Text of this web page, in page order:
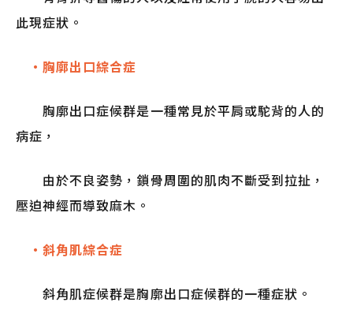
此現症狀。
・胸廓出口綜合症
胸廓出口症候群是一種常見於平肩或駝背的人的
病症，
由於不良姿勢，鎖骨周圍的肌肉不斷受到拉扯，
壓迫神經而導致麻木。
・斜角肌綜合症
斜角肌症候群是胸廓出口症候群的一種症狀。